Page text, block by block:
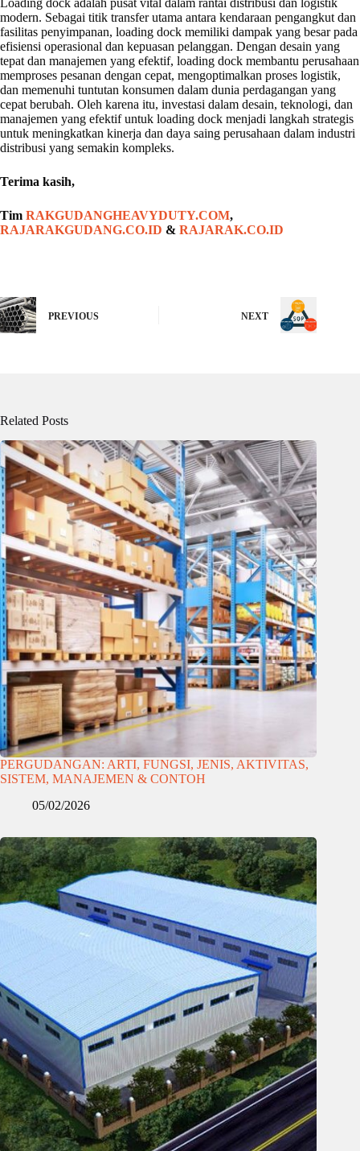
Loading dock adalah pusat vital dalam rantai distribusi dan logistik
modern. Sebagai titik transfer utama antara kendaraan pengangkut dan
fasilitas penyimpanan, loading dock memiliki dampak yang besar pada
efisiensi operasional dan kepuasan pelanggan. Dengan desain yang
tepat dan manajemen yang efektif, loading dock membantu perusahaan
memproses pesanan dengan cepat, mengoptimalkan proses logistik,
dan memenuhi tuntutan konsumen dalam dunia perdagangan yang
cepat berubah. Oleh karena itu, investasi dalam desain, teknologi, dan
manajemen yang efektif untuk loading dock menjadi langkah strategis
untuk meningkatkan kinerja dan daya saing perusahaan dalam industri
distribusi yang semakin kompleks.
Terima kasih,
Tim RAKGUDANGHEAVYDUTY.COM,
RAJARAKGUDANG.CO.ID & RAJARAK.CO.ID
PREVIOUS NEXT
Related Posts
PERGUDANGAN: ARTI, FUNGSI, JENIS, AKTIVITAS,
SISTEM, MANAJEMEN & CONTOH
05/02/2026